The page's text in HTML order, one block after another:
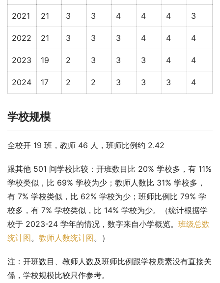
2021 21 3 3 4 4 4 3
2022 21 3 3 3 4 4 4
2023 19 2 3 3 3 4 4
2024 17 2 2 3 3 3 4
学校规模
全校开 19 班，教师 46 人，班师比例约 2.42
跟其他 501 间学校比较：开班数目比 20% 学校多，有 11%
学校类似，比 69% 学校为少；教师人数比 31% 学校多，
有 7% 学校类似，比 62% 学校为少；班师比例比 79% 学
校多，有 7% 学校类似，比 14% 学校为少。（统计根据学
校于 2023-24 学年的情况，数字来自小学概览。 班级总数
统计图。 教师人数统计图。）
注：开班数目、教师人数及班师比例跟学校质素没有直接关
係，学校规模比较只作参考。